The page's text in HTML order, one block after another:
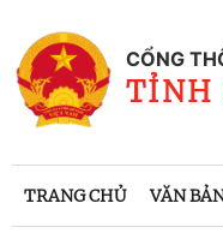
CỔNG
TỈNH
TRANG CHỦ VĂN